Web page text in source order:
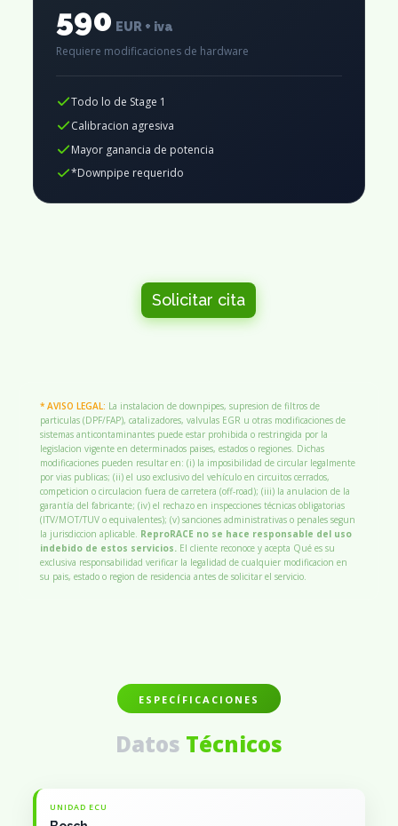
590 EUR + iva
Requiere modificaciones de hardware
Todo lo de Stage 1
Calibracion agresiva
Mayor ganancia de potencia
*Downpipe requerido
Solicitar cita
* AVISO LEGAL: La instalacion de downpipes, supresion de filtros de
particulas (DPF/FAP), catalizadores, valvulas EGR u otras modificaciones de
sistemas anticontaminantes puede estar prohibida o restringida por la
legislacion vigente en determinados paises, estados o regiones. Dichas
modificaciones pueden resultar en: (i) la imposibilidad de circular legalmente
por vias publicas; (ii) el uso exclusivo del vehículo en circuitos cerrados,
competicion o circulacion fuera de carretera (off-road); (iii) la anulacion de la
garantía del fabricante; (iv) el rechazo en inspecciones técnicas obligatorias
(ITV/MOT/TUV o equivalentes); (v) sanciones administrativas o penales segun
la jurisdiccion aplicable. ReproRACE no se hace responsable del uso
indebido de estos servicios. El cliente reconoce y acepta Qué es su
exclusiva responsabilidad verificar la legalidad de cualquier modificacion en
su pais, estado o region de residencia antes de solicitar el servicio.
ESPECÍFICACIONES
Datos Técnicos
UNIDAD ECU